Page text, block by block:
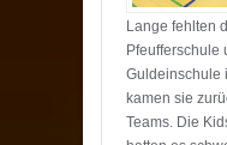
Lange fehlten
Pfeufferschule
Guldeinschule
kamen sie
Teams. Die